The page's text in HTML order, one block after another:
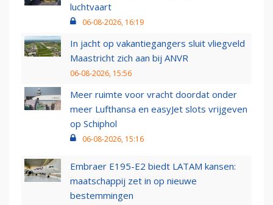
luchtvaart
06-08-2026, 16:19
In jacht op vakantiegangers sluit vliegveld
Maastricht zich aan bij ANVR
06-08-2026, 15:56
Meer ruimte voor vracht doordat onder
meer Lufthansa en easyJet slots vrijgeven
op Schiphol
06-08-2026, 15:16
Embraer E195-E2 biedt LATAM kansen:
maatschappij zet in op nieuwe
bestemmingen